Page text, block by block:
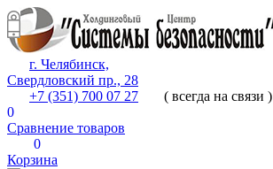
г. Челябинск,
Свердловский пр., 28
+7 (351) 700 07 27
( всегда на связи )
0
Сравнение товаров
0
Корзина